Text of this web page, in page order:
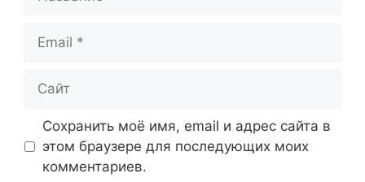
Email
Сайт
Сохранить моё имя, email и адрес сайта в
этом браузере для последующих моих
комментариев.